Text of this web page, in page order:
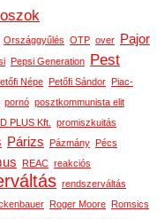
Országgyűlés OTP over
Pajor
Pepsi Generation Pest
Népe Petőfi Sándor Piac-
pornó posztkommunista elit
PLUS Kft.
promiszkuitás
Párizs Pázmány Pécs
REAC reakciós
rendszerváltás
Roger Moore Romsics